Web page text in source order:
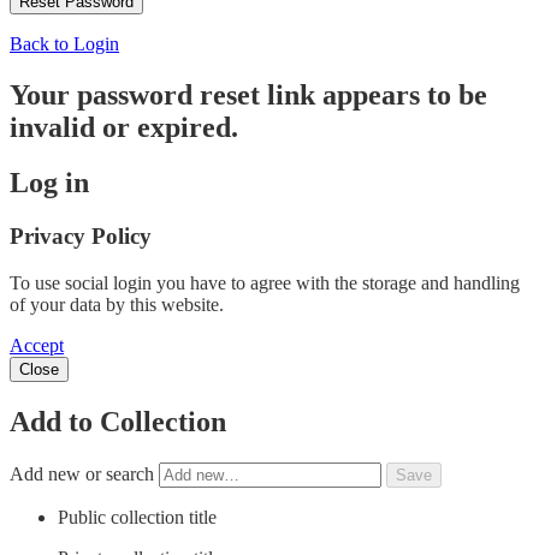
Back to Login
Your password reset link appears to be
invalid or expired.
Log in
Privacy Policy
To use social login you have to agree with the storage and handling
of your data by this website.
Accept
Close
Add to Collection
Add new or search
Public collection title